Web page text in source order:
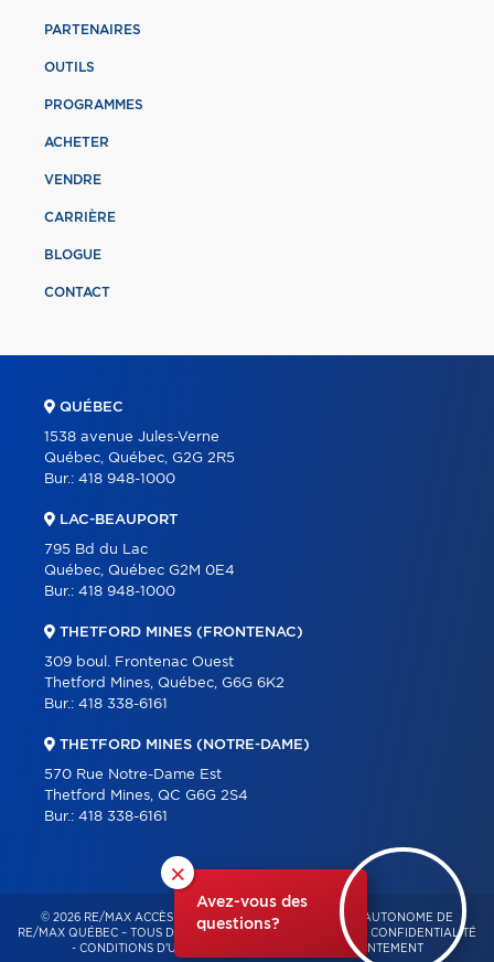
×
Avez-vous des
questions?
PARTENAIRES
OUTILS
PROGRAMMES
ACHETER
VENDRE
CARRIÈRE
BLOGUE
CONTACT
QUÉBEC
1538 avenue Jules-Verne
Québec, Québec, G2G 2R5
Bur.: 418 948-1000
LAC-BEAUPORT
795 Bd du Lac
Québec, Québec G2M 0E4
Bur.: 418 948-1000
THETFORD MINES (FRONTENAC)
309 boul. Frontenac Ouest
Thetford Mines, Québec, G6G 6K2
Bur.: 418 338-6161
THETFORD MINES (NOTRE-DAME)
570 Rue Notre-Dame Est
Thetford Mines, QC G6G 2S4
Bur.: 418 338-6161
© 2026 RE/MAX ACCÈS – FRANCHISÉ INDÉPENDANT ET AUTONOME DE
RE/MAX QUÉBEC – TOUS DROITS RÉSERVÉS -
POLITIQUE DE CONFIDENTIALITÉ
- CONDITIONS D'UTILISATION GESTION DU CONSENTEMENT